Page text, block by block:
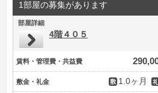
1部屋の募集があります
部屋詳細
4階４０５
賃料・管理費・共益費
敷金・礼金 1.0ヶ月